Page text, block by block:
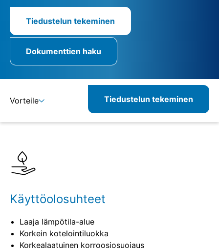
Tiedustelun tekeminen
Dokumenttien haku
Vorteile Tiedustelun tekeminen
Käyttöolosuhteet
Laaja lämpötila-alue
Korkein kotelointiluokka
Korkealaatuinen korroosiosuojaus